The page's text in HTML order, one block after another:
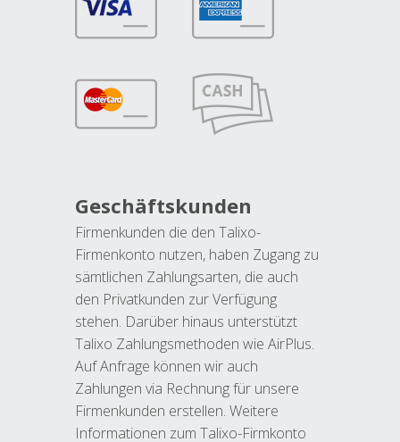
Geschäftskunden
Firmenkunden die den Talixo-
Firmenkonto nutzen, haben Zugang zu
sämtlichen Zahlungsarten, die auch
den Privatkunden zur Verfügung
stehen. Darüber hinaus unterstützt
Talixo Zahlungsmethoden wie AirPlus.
Auf Anfrage können wir auch
Zahlungen via Rechnung für unsere
Firmenkunden erstellen. Weitere
Informationen zum Talixo-Firmkonto